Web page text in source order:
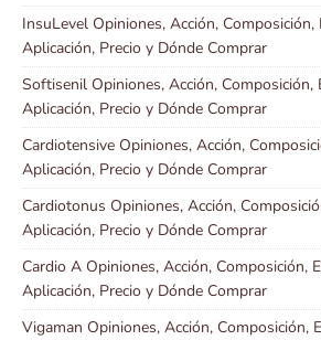
InsuLevel Opiniones, Acción, Composición,
Aplicación, Precio y Dónde Comprar
Softisenil Opiniones, Acción, Composición,
Aplicación, Precio y Dónde Comprar
Cardiotensive Opiniones, Acción,
Aplicación, Precio y Dónde Comprar
Cardiotonus Opiniones, Acción,
Aplicación, Precio y Dónde Comprar
Cardio A Opiniones, Acción, Composición,
Aplicación, Precio y Dónde Comprar
Vigaman Opiniones, Acción, Composición,